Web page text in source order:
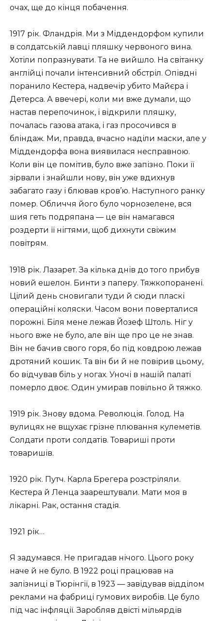
очах, ще до кінця побачення.
1917 рік. Фландрія. Ми з Міддендорфом купили
в солдатській лавці пляшку червоного вина.
Хотіли попразнувати. Та не вийшло. На світанку
англійці почали інтенсивний обстріл. Опівдні
поранило Кестера, надвечір убито Майєра і
Детерса. А ввечері, коли ми вже думали, що
настав перепочинок, і відкрили пляшку,
почалась газова атака, і газ просочився в
бліндаж. Ми, правда, вчасно наділи маски, але у
Міддендорфа вона виявилася несправною.
Коли він це помітив, було вже запізно. Поки її
зірвали і знайшли нову, він уже вдихнув
забагато газу і блював кров’ю. Наступного ранку
помер. Обличчя його було чорнозелене, вся
шия геть подряпана — це він намагався
роздерти її нігтями, щоб дихнути свіжим
повітрям.
1918 рік. Лазарет. За кілька днів до того прибув
новий ешелон. Бинти з паперу. Тяжкопоранені.
Цілий день сновигали туди й сюди пласкі
операційні коляски. Часом вони поверталися
порожні. Біля мене лежав Йозеф Штоль. Ніг у
нього вже не було, але він ще про це не знав.
Він не бачив свого горя, бо під ковдрою лежав
дротяний кошик. Та він би й не повірив цьому,
бо відчував біль у ногах. Уночі в нашій палаті
померло двоє. Один умирав повільно й тяжко.
1919 рік. Знову вдома. Революція. Голод. На
вулицях не вщухає грізне плювання кулеметів.
Солдати проти солдатів. Товариші проти
товаришів.
1920 рік. Путч. Карла Брегера розстріляли.
Кестера й Ленца заарештували. Мати моя в
лікарні. Рак, остання стадія.
1921 рік…
Я задумався. Не пригадав нічого. Цього року
наче й не було. В 1922 році працював на
залізниці в Тюрінгії, в 1923 — завідував відділом
реклами на фабриці гумових виробів. Це було
під час інфляції. Заробляв двісті мільярдів